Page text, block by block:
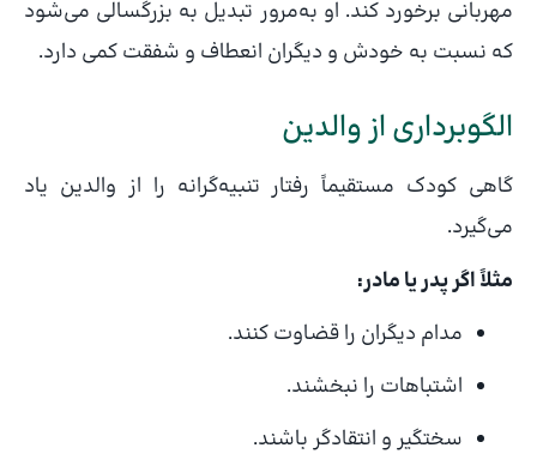
مهربانی برخورد کند. او به‌مرور تبدیل به بزرگسالی می‌شود
که نسبت به خودش و دیگران انعطاف و شفقت کمی دارد.
الگوبرداری از والدین
گاهی کودک مستقیماً رفتار تنبیه‌گرانه را از والدین یاد
می‌گیرد.
مثلاً اگر پدر یا مادر:
مدام دیگران را قضاوت کنند.
اشتباهات را نبخشند.
سختگیر و انتقادگر باشند.